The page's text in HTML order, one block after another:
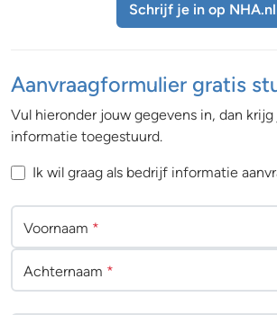
Schrijf je in op NHA.nl
Aanvraagformulier gratis
Vul hieronder jouw gegevens in, dan krijg
informatie toegestuurd.
Ik wil graag als bedrijf informatie
Voornaam *
Achternaam *